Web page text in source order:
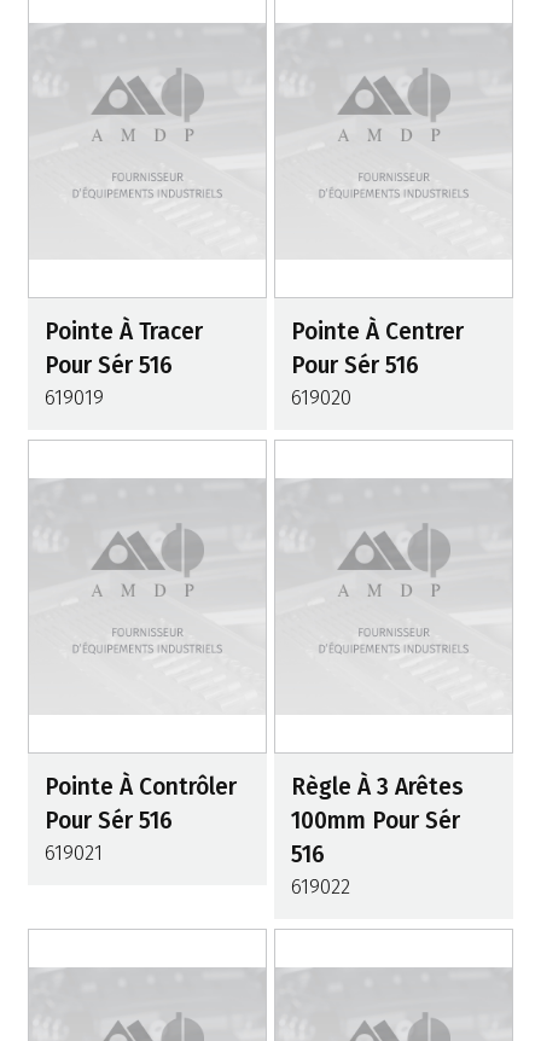
Pointe À Tracer
Pour Sér 516
619019
Pointe À Centrer
Pour Sér 516
619020
Pointe À Contrôler
Pour Sér 516
619021
Règle À 3 Arêtes
100mm Pour Sér
516
619022